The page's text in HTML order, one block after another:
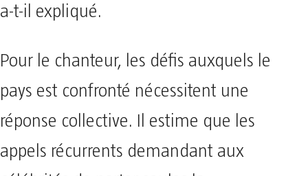
a-t-il expliqué.
Pour le chanteur, les défis auxquels le
pays est confronté nécessitent une
réponse collective. Il estime que les
appels récurrents demandant aux